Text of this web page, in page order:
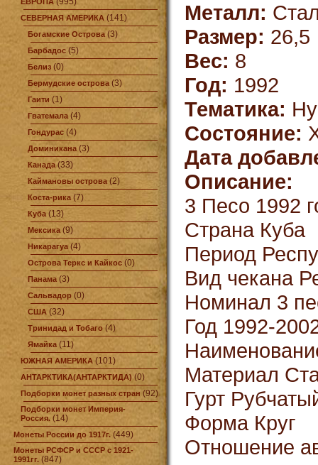
СЕВЕРНАЯ АМЕРИКА (141)
Богамские Острова(3)
Барбадос (5)
Белиз (0)
Бермудские острова (3)
Гаити (1)
Гватемала(4)
Гондурас (4)
Доминикана(3)
Канада(33)
Каймановы острова (2)
Коста-рика (7)
Куба (13)
Мексика (9)
Никарагуа (4)
Острова Теркс и Кайкос (0)
Панама(3)
Сальвадор (0)
США (32)
Тринидад и Тобаго (4)
Ямайка (11)
ЮЖНАЯ АМЕРИКА (101)
АНТАРКТИКА(АНТАРКТИДА)(0)
Подборки монет разных стран (92)
Подборки монет Империя-
Россия. (14)
Монеты России до 1917г. (449)
Монеты РСФСР и СССР с 1921-
1991гг. (847)
Металл:
Размер: 26,5
Вес: 8
Год: 1992
Тематика:
Состояние:
Дата
Описание:
3 Песо 1992
Страна Куба
Период
Вид чекана
Номинал 3
Год 1992-
Материал
Гурт
Форма Круг
Отношение